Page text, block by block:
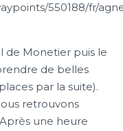
550188/fr/
de Monetier puis le
de belles
par la suite).
retrouvons
une heure